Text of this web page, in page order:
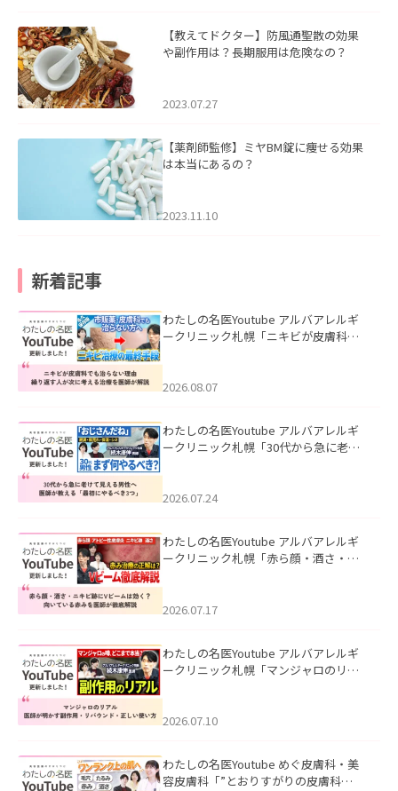
【教えてドクター】防風通聖散の効果
や副作用は？長期服用は危険なの？
2023.07.27
【薬剤師監修】ミヤBM錠に痩せる効果
は本当にあるの？
2023.11.10
新着記事
わたしの名医Youtube アルバアレルギ
ークリニック札幌「ニキビが皮膚科で
ました。
2026.08.07
わたしの名医Youtube アルバアレルギ
ークリニック札幌「30代から急に老け
た。
2026.07.24
わたしの名医Youtube アルバアレルギ
ークリニック札幌「赤ら顔・酒さ・ニ
した。
2026.07.17
わたしの名医Youtube アルバアレルギ
ークリニック札幌「マンジャロのリア
た。
2026.07.10
わたしの名医Youtube めぐ皮膚科・美
容皮膚科「”とおりすがりの皮膚科